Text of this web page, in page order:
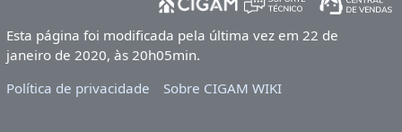
Esta página foi modificada pela última vez em 22 de
janeiro de 2020, às 20h05min.
Política de privacidade
Sobre CIGAM WIKI